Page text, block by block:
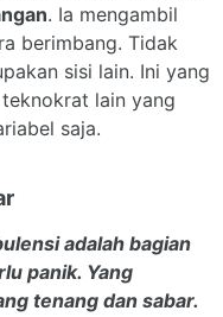
. Ia mengambil
berimbang. Tidak
sisi lain. Ini yang
lain yang
saja.
adalah bagian
panik. Yang
tenang dan sabar.